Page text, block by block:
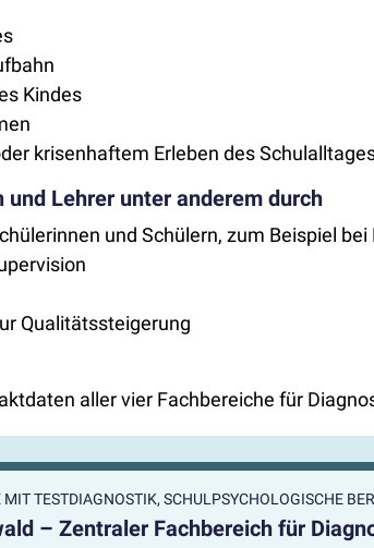
Kindes
krisenhaftem Erleben des
Lehrer unter anderem durch
und Schülern, zum Beispiel
Qualitätssteigerung
aller vier Fachbereiche für
TESTDIAGNOSTIK, SCHULPSYCHOLOGISCHE
– Zentraler Fachbereich für